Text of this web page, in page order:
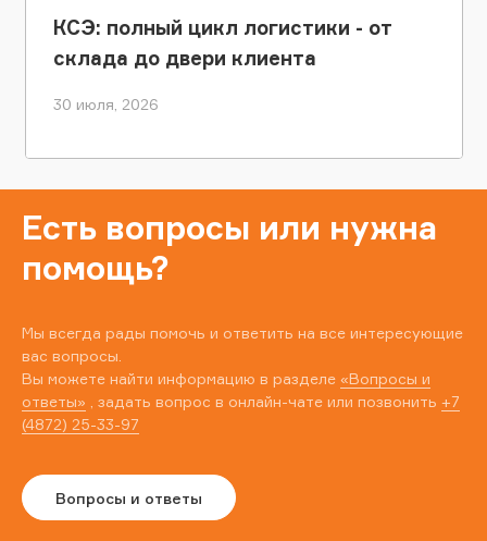
КСЭ: полный цикл логистики - от
склада до двери клиента
30 июля, 2026
Есть вопросы или нужна
помощь?
Мы всегда рады помочь и ответить на все интересующие
вас вопросы.
Вы можете найти информацию в разделе «Вопросы и
ответы» , задать вопрос в онлайн-чате или позвонить +7
(4872) 25-33-97
Вопросы и ответы